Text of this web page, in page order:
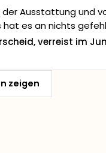
Ausstattung und
hat es an nichts
verreist im
zeigen